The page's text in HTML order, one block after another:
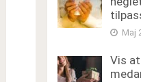
Maj
Vis